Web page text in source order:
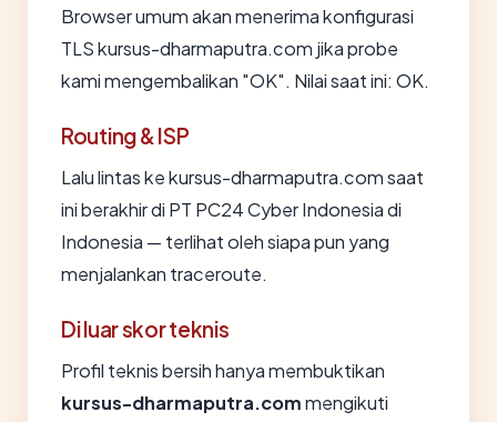
Browser umum akan menerima konfigurasi
TLS kursus-dharmaputra.com jika probe
kami mengembalikan "OK". Nilai saat ini: OK.
Routing & ISP
Lalu lintas ke kursus-dharmaputra.com saat
ini berakhir di PT PC24 Cyber Indonesia di
Indonesia — terlihat oleh siapa pun yang
menjalankan traceroute.
Di luar skor teknis
Profil teknis bersih hanya membuktikan
kursus-dharmaputra.commengikuti